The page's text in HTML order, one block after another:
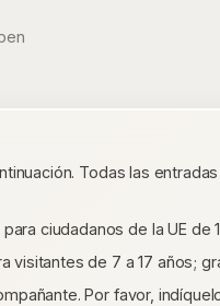
Todas las
ciudadanos de la UE de
de 7 a 17 años;
Por favor,